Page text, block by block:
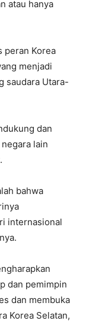
atau hanya
peran Korea
menjadi
saudara Utara-
dan
lain
bahwa
internasional
dan pemimpin
dan membuka
Korea Selatan,